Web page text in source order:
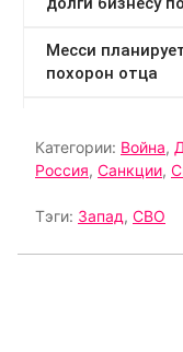
Категории: Война,
Россия, Санкции,
Тэги: Запад, СВО